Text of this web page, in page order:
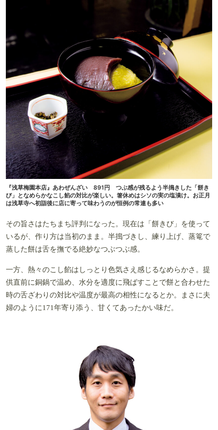
『浅草梅園本店』あわぜんざい 891円 つぶ感が残るよう半搗きした「餅き
び」となめらかなこし餡の対比が楽しい。箸休めはシソの実の塩漬け。お正月
は浅草寺へ初詣後に店に寄って味わうのが恒例の常連も多い
その旨さはたちまち評判になった。現在は「餅きび」を使って
いるが、作り方は当初のまま。半搗づきし、練り上げ、蒸篭で
蒸した餅は舌を撫でる絶妙なつぶつぶ感。
一方、熱々のこし餡はしっとり色気さえ感じるなめらかさ。提
供直前に銅鍋で温め、水分を適度に飛ばすことで餅と合わせた
時の舌ざわりの対比や温度が最高の相性になるとか。まさに夫
婦のように171年寄り添う、甘くてあったかい味だ。